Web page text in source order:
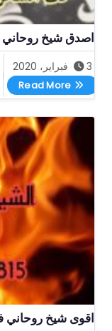
اصدق شيخ روحاني
3 فبراير، 2020
Read More
اصدق شيخ
اقوى شيخ